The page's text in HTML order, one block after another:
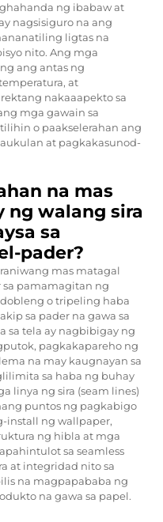
ng ibabaw at
nagsisiguro na ang
ligtas na
nito. Ang mga
ang antas ng
at
nakaaapekto sa
mga gawain sa
o paakselerahan ang
at pagkakasunod-
na mas
ng walang sira
sa
pader?
mas matagal
sa pamamagitan ng
o tripeling haba
sa pader na gawa sa
sa tela ay nagbibigay ng
pagkakapareho ng
na may kaugnayan sa
sa haba ng buhay
linya ng sira (seam lines)
puntos ng pagkabigo
install ng wallpaper,
ng hibla at mga
sa seamless
at integridad nito sa
na magpapababa ng
na gawa sa papel.